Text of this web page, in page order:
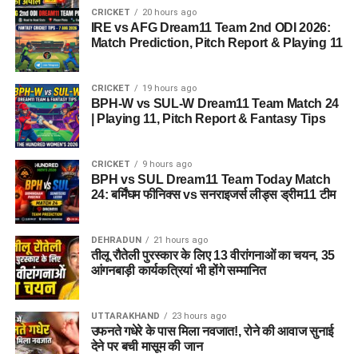
CRICKET 20 hours ago
IRE vs AFG Dream11 Team 2nd ODI 2026:
Match Prediction, Pitch Report & Playing 11
CRICKET 19 hours ago
BPH-W vs SUL-W Dream11 Team Match 24
| Playing 11, Pitch Report & Fantasy Tips
CRICKET 9 hours ago
BPH vs SUL Dream11 Team Today Match
24: बर्मिंघम फीनिक्स vs सनराइजर्स लीड्स ड्रीम11 टीम
DEHRADUN 21 hours ago
तीलू रौतेली पुरस्कार के लिए 13 वीरांगनाओं का चयन, 35
आंगनबाड़ी कार्यकत्रियां भी होंगे सम्मानित
UTTARAKHAND 23 hours ago
उफनते गधेरे के पास मिला नवजात!, रोने की आवाज सुनाई
देने पर बची मासूम की जान